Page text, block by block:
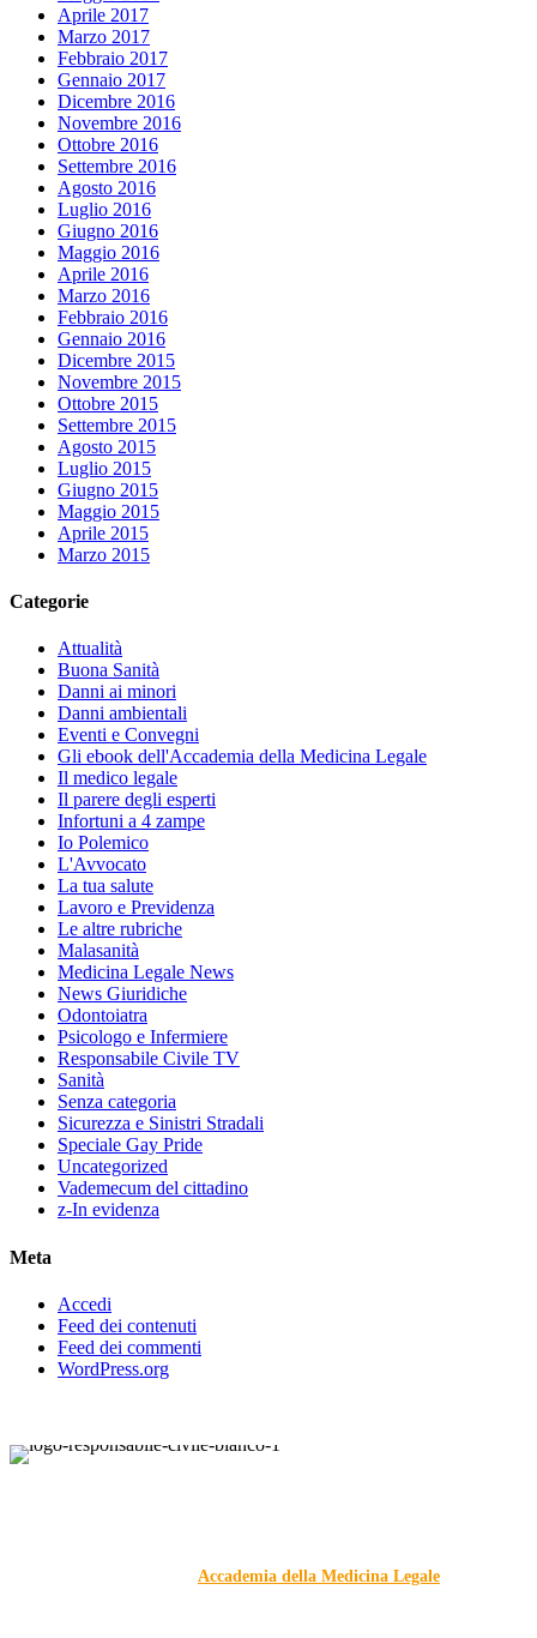
Aprile 2017
Marzo 2017
Febbraio 2017
Gennaio 2017
Dicembre 2016
Novembre 2016
Ottobre 2016
Settembre 2016
Agosto 2016
Luglio 2016
Giugno 2016
Maggio 2016
Aprile 2016
Marzo 2016
Febbraio 2016
Gennaio 2016
Dicembre 2015
Novembre 2015
Ottobre 2015
Settembre 2015
Agosto 2015
Luglio 2015
Giugno 2015
Maggio 2015
Aprile 2015
Marzo 2015
Categorie
Attualità
Buona Sanità
Danni ai minori
Danni ambientali
Eventi e Convegni
Gli ebook dell'Accademia della Medicina Legale
Il medico legale
Il parere degli esperti
Infortuni a 4 zampe
Io Polemico
L'Avvocato
La tua salute
Lavoro e Previdenza
Le altre rubriche
Malasanità
Medicina Legale News
News Giuridiche
Odontoiatra
Psicologo e Infermiere
Responsabile Civile TV
Sanità
Senza categoria
Sicurezza e Sinistri Stradali
Speciale Gay Pride
Uncategorized
Vademecum del cittadino
z-In evidenza
Meta
Accedi
Feed dei contenuti
Feed dei commenti
WordPress.org
Accademia della Medicina Legale